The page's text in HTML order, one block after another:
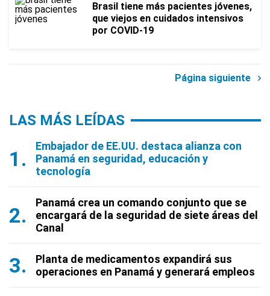
Brasil tiene más pacientes jóvenes,
que viejos en cuidados intensivos
por COVID-19
Página siguiente
LAS MÁS LEÍDAS
Embajador de EE.UU. destaca alianza con
Panamá en seguridad, educación y
tecnología
Panamá crea un comando conjunto que se
encargará de la seguridad de siete áreas del
Canal
Planta de medicamentos expandirá sus
operaciones en Panamá y generará empleos